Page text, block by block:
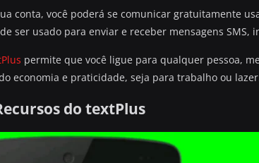
conta, você poderá se comunicar gratuitamente
ser usado para enviar e receber mensagens SMS,
permite que você ligue para qualquer pessoa,
economia e praticidade, seja para trabalho ou
do textPlus